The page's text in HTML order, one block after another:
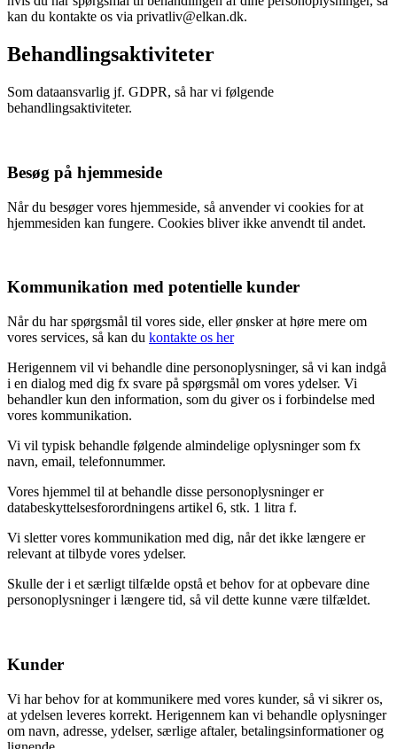
kan du kontakte os via privatliv@elkan.dk.
Behandlingsaktiviteter
Som dataansvarlig jf. GDPR, så har vi følgende
behandlingsaktiviteter.
Besøg på hjemmeside
Når du besøger vores hjemmeside, så anvender vi cookies for at
hjemmesiden kan fungere. Cookies bliver ikke anvendt til andet.
Kommunikation med potentielle kunder
Når du har spørgsmål til vores side, eller ønsker at høre mere om
vores services, så kan du kontakte os her
Herigennem vil vi behandle dine personoplysninger, så vi kan indgå
i en dialog med dig fx svare på spørgsmål om vores ydelser. Vi
behandler kun den information, som du giver os i forbindelse med
vores kommunikation.
Vi vil typisk behandle følgende almindelige oplysninger som fx
navn, email, telefonnummer.
Vores hjemmel til at behandle disse personoplysninger er
databeskyttelsesforordningens artikel 6, stk. 1 litra f.
Vi sletter vores kommunikation med dig, når det ikke længere er
relevant at tilbyde vores ydelser.
Skulle der i et særligt tilfælde opstå et behov for at opbevare dine
personoplysninger i længere tid, så vil dette kunne være tilfældet.
Kunder
Vi har behov for at kommunikere med vores kunder, så vi sikrer os,
at ydelsen leveres korrekt. Herigennem kan vi behandle oplysninger
om navn, adresse, ydelser, særlige aftaler, betalingsinformationer og